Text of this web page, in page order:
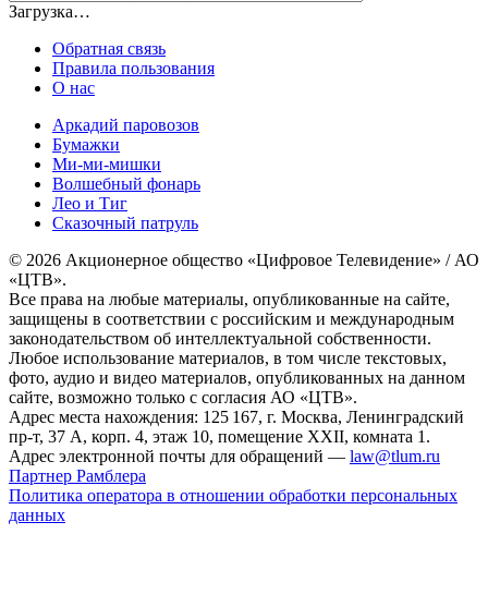
Загрузка…
Обратная связь
Правила пользования
О нас
Аркадий паровозов
Бумажки
Ми-ми-мишки
Волшебный фонарь
Лео и Тиг
Сказочный патруль
© 2026 Акционерное общество «Цифровое Телевидение» / АО
«ЦТВ».
Все права на любые материалы, опубликованные на сайте,
защищены в соответствии с российским и международным
законодательством об интеллектуальной собственности.
Любое использование материалов, в том числе текстовых,
фото, аудио и видео материалов, опубликованных на данном
сайте, возможно только с согласия АО «ЦТВ».
Адрес места нахождения: 125 167, г. Москва, Ленинградский
пр-т, 37 А, корп. 4, этаж 10, помещение XXII, комната 1.
Адрес электронной почты для обращений — law@tlum.ru
Партнер Рамблера
Политика оператора в отношении обработки персональных
данных